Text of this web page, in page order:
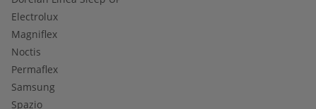
Electrolux
Magniflex
Noctis
Permaflex
Samsung
Spazio